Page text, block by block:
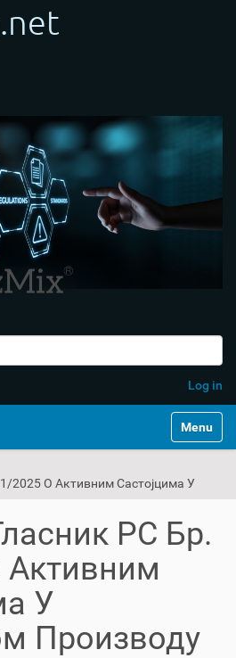
Log in
Toggle
РС Бр.
У
Производу